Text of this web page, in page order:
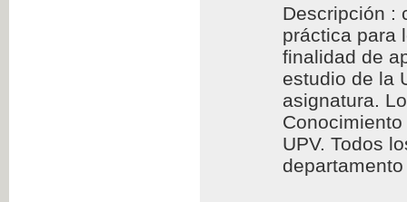
Descripción :
práctica para
finalidad de
estudio de la
asignatura.
UPV. Todos